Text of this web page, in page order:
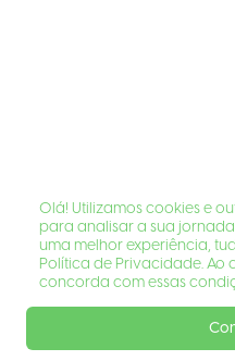
Olá! Utilizamos cookies e
para analisar a sua
uma melhor experiência,
Política de Privacidade.
concorda com essas